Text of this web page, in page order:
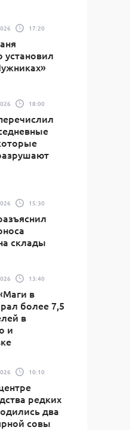
17:20
18:00
15:30
склады
13:40
в
более 7,5
в
и
10:10
редких
два
совы